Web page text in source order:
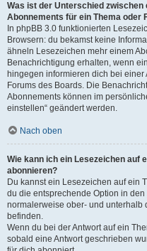
Was ist der Unterschied zwischen
Abonnements für ein Thema oder
In phpBB 3.0 funktionierten
Browsern: du bekamst keine
ähneln Lesezeichen mehr einem
Benachrichtigung erhalten, wenn
hingegen informieren dich bei
Forums des Boards. Die
Abonnements können im
einstellen“ geändert werden.
Nach oben
Wie kann ich ein Lesezeichen auf
abonnieren?
Du kannst ein Lesezeichen auf ein
du die entsprechende Option in den
normalerweise ober- und unterhalb
befinden.
Wenn du bei der Antwort auf ein
sobald eine Antwort geschrieben